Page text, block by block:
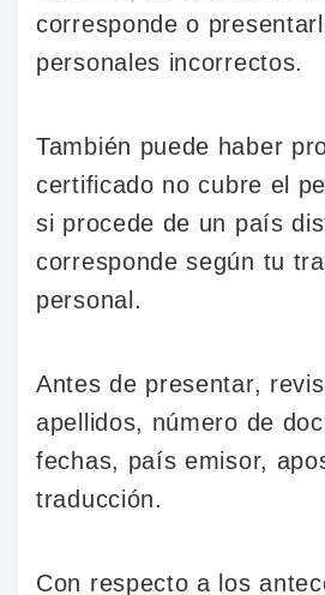
corresponde o
personales incorrectos.
También puede haber
certificado no cubre el
si procede de un país
corresponde según tu
personal.
Antes de presentar,
apellidos, número de
fechas, país emisor,
traducción.
Con respecto a los